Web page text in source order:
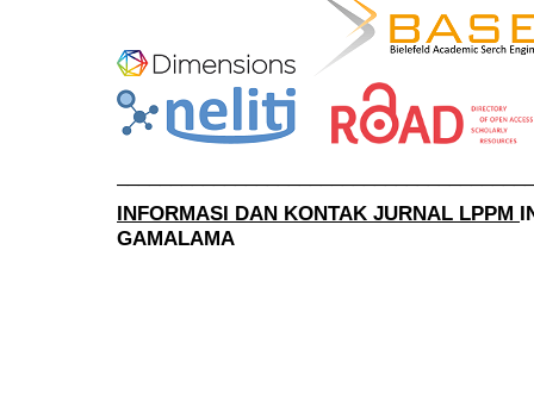
INFORMASI DAN KONTAK JURNAL LPPM
GAMALAMA